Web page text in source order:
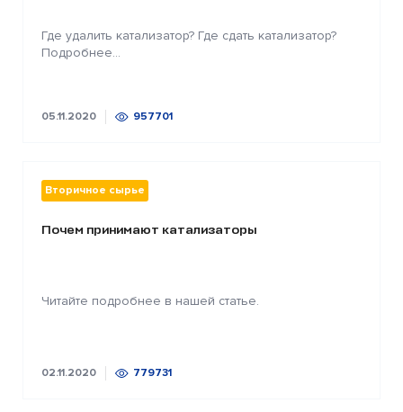
Где удалить катализатор? Где сдать катализатор?
Подробнее...
05.11.2020 957701
Вторичное сырье
Почем принимают катализаторы
Читайте подробнее в нашей статье.
02.11.2020 779731